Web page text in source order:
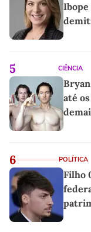
Ibope
5 CIÊNCIA
até
6 POLÍTICA
Filho